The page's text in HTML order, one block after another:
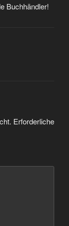
Buchhändler!
Erforderliche